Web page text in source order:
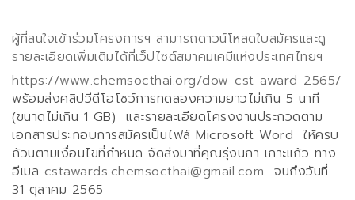
ผู้ที่สนใจเข้าร่วมโครงการฯ สามารถดาวน์โหลดใบสมัครและดู
รายละเอียดเพิ่มเติมได้ที่เว็ปไซต์สมาคมเคมีแห่งประเทศไทยฯ
https://www.chemsocthai.org/dow-cst-award-2565/
พร้อมส่งคลิปวีดีโอโชว์การทดลองความยาวไม่เกิน 5 นาที
(ขนาดไม่เกิน 1 GB) และรายละเอียดโครงงานประกวดตาม
เอกสารประกอบการสมัครเป็นไฟล์ Microsoft Wordให้ครบ
ถ้วนตามเงื่อนไขที่กำหนด จัดส่งมาที่คุณรุ่งนภา เกาะแก้ว ทาง
อีเมล cstawards.chemsocthai@gmail.com จนถึงวันที่
31 ตุลาคม 2565